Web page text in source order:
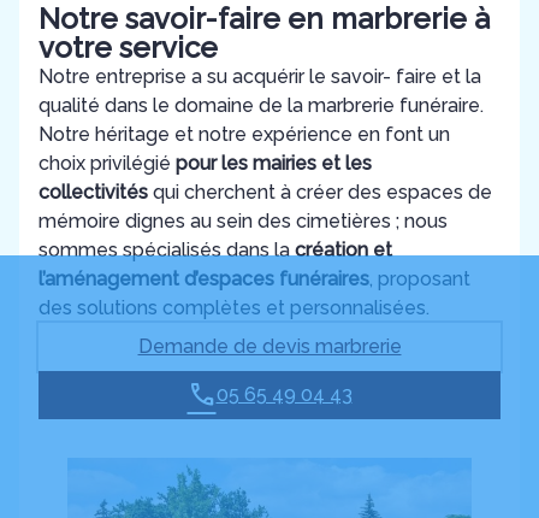
Notre savoir-faire en marbrerie à
votre service
Notre entreprise a su acquérir le savoir- faire et la
qualité dans le domaine de la marbrerie funéraire.
Notre héritage et notre expérience en font un
choix privilégié pour les mairies et les
collectivités qui cherchent à créer des espaces de
mémoire dignes au sein des cimetières ; nous
sommes spécialisés dans lacréation et
l’aménagement d’espaces funéraires, proposant
des solutions complètes et personnalisées.
Demande de devis marbrerie
05 65 49 04 43